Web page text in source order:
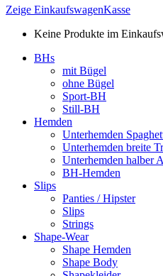
Zeige EinkaufswagenKasse
Keine Produkte im
BHs
mit Bügel
ohne Bügel
Sport-BH
Still-BH
Hemden
Unterhemden
Unterhemden breite
Unterhemden halber
BH-Hemden
Slips
Panties / Hipster
Slips
Strings
Shape-Wear
Shape Hemden
Shape Body